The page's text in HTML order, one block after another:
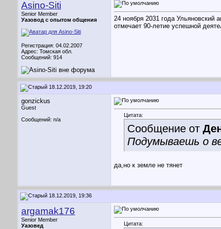
Asino-Siti
Senior Member
Уазовод с опытом общения
Регистрация: 04.02.2007
Адрес: Томская обл.
Сообщений: 914
24 ноября 2031 года Ульяновский
отмечает 90-летие успешной
18.12.2019, 19:20
gonzickus
Guest
Сообщений: n/a
Цитата:
Сообщение от
Подумываешь о
да,но к земле не тянет
18.12.2019, 19:36
argamak176
Senior Member
Уазовед
Цитата: